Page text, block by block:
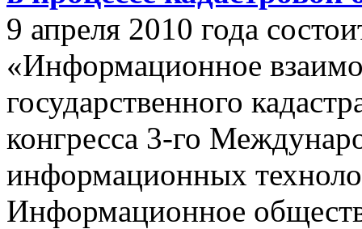
9 апреля 2010 года
«Информационное
государственного
конгресса 3-го
информационных
Информационное